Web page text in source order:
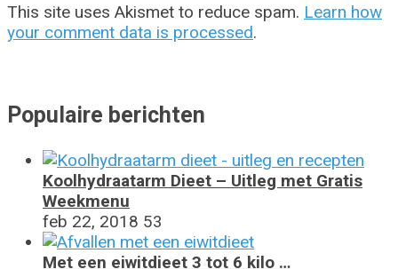
This site uses Akismet to reduce spam. Learn how
your comment data is processed.
Populaire berichten
Koolhydraatarm Dieet – Uitleg met Gratis
Weekmenu
feb 22, 2018 53
Met een eiwitdieet 3 tot 6 kilo …